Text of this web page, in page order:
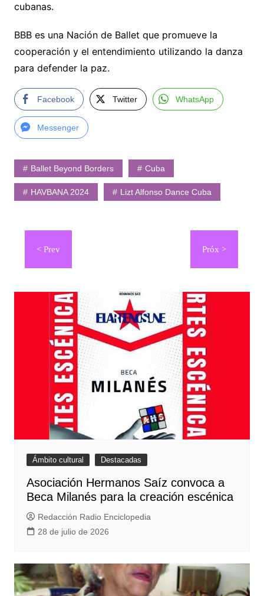
cubanas.
BBB es una Nación de Ballet que promueve la
cooperación y el entendimiento utilizando la danza
para defender la paz.
Facebook Twitter WhatsApp
Messenger
Ballet Beyond Borders Cuba
HAVBANA 2024 Lizt Alfonso Dance Cuba
Navegación
entradas
Ámbito cultural Destacadas
Asociación Hermanos Saíz convoca a
Beca Milanés para la creación escénica
Redacción Radio Enciclopedia
28 de julio de 2026